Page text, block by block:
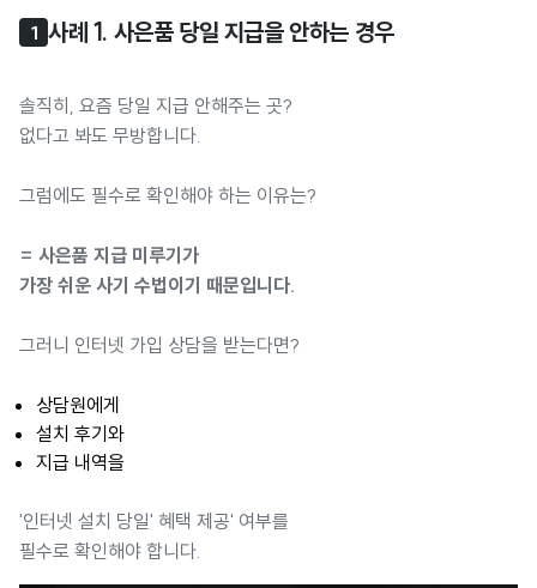
1 사례 1. 사은품 당일 지급을 안하는 경우
솔직히, 요즘 당일 지급 안해주는 곳?
없다고 봐도 무방합니다.
그럼에도 필수로 확인해야 하는 이유는?
= 사은품 지급 미루기가
가장 쉬운 사기 수법이기 때문입니다.
그러니 인터넷 가입 상담을 받는다면?
상담원에게
설치 후기와
지급 내역을
'인터넷 설치 당일' 혜택 제공' 여부를
필수로 확인해야 합니다.